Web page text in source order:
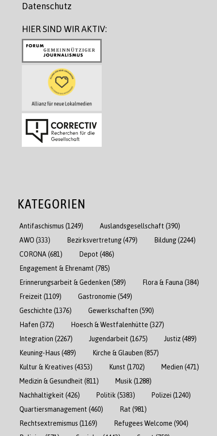
Datenschutz
HIER SIND WIR AKTIV:
KATEGORIEN
Antifaschismus (1249) Auslandsgesellschaft (390)
AWO (333) Bezirksvertretung(479) Bildung(2244)
CORONA (681) Depot (486)
Engagement & Ehrenamt (785)
Erinnerungsarbeit & Gedenken (589) Flora & Fauna (384)
Freizeit (1109) Gastronomie (549)
Geschichte (1376) Gewerkschaften (590)
Hafen (372) Hoesch & Westfalenhütte (327)
Integration (2267) Jugendarbeit (1675) Justiz(489)
Keuning-Haus (489) Kirche & Glauben (857)
Kultur & Kreatives (4353) Kunst (1702) Medien (471)
Medizin & Gesundheit (811) Musik (1288)
Nachhaltigkeit (426) Politik (5383) Polizei (1240)
Quartiersmanagement (460) Rat (981)
Rechtsextremismus (1169) Refugees Welcome (904)